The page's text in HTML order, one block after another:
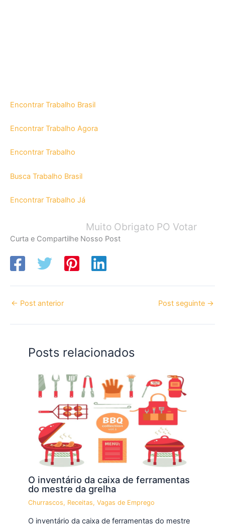
Encontrar Trabalho Brasil
Encontrar Trabalho Agora
Encontrar Trabalho
Busca Trabalho Brasil
Encontrar Trabalho Já
Muito Obrigato PO Votar
Curta e Compartilhe Nosso Post
← Post anterior Post seguinte →
Posts relacionados
O inventário da caixa de ferramentas
do mestre da grelha
Churrascos, Receitas,Vagas de Emprego
O inventário da caixa de ferramentas do mestre